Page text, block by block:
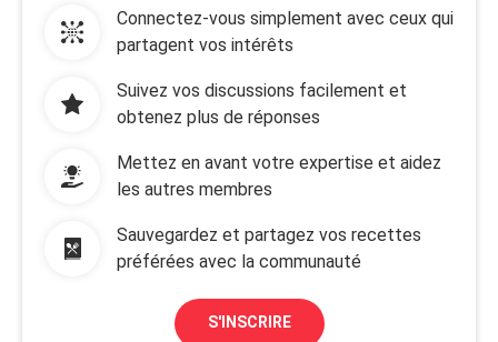
Connectez-vous simplement avec ceux qui
partagent vos intérêts
Suivez vos discussions facilement et
obtenez plus de réponses
Mettez en avant votre expertise et aidez
les autres membres
Sauvegardez et partagez vos recettes
préférées avec la communauté
S'INSCRIRE